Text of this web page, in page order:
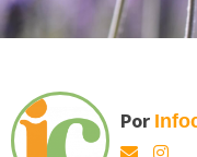
Por